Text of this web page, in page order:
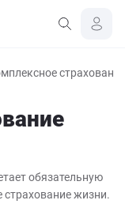
обязательную
жизни.